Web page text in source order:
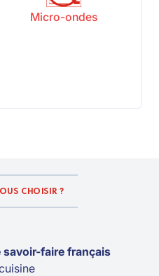
Micro-ondes
CHOISIR ?
savoir-faire français